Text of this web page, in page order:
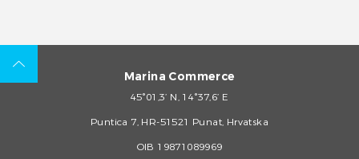
Marina Commerce
45°01,3’ N, 14°37,6’ E
Puntica 7, HR-51521 Punat, Hrvatska
OIB 19871089969